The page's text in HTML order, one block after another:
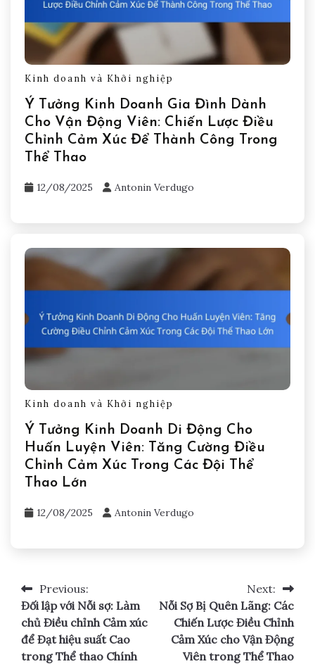
Kinh doanh và Khởi nghiệp
Ý Tưởng Kinh Doanh Gia Đình Dành
Cho Vận Động Viên: Chiến Lược Điều
Chỉnh Cảm Xúc Để Thành Công Trong
Thể Thao
12/08/2025 Antonin Verdugo
Kinh doanh và Khởi nghiệp
Ý Tưởng Kinh Doanh Di Động Cho
Huấn Luyện Viên: Tăng Cường Điều
Chỉnh Cảm Xúc Trong Các Đội Thể
Thao Lớn
12/08/2025 Antonin Verdugo
Post
navigation
Previous:
Đối lập với Nỗi sợ: Làm
chủ Điều chỉnh Cảm xúc
để Đạt hiệu suất Cao
trong Thể thao Chính
Next:
Nỗi Sợ Bị Quên Lãng: Các
Chiến Lược Điều Chỉnh
Cảm Xúc cho Vận Động
Viên trong Thể Thao